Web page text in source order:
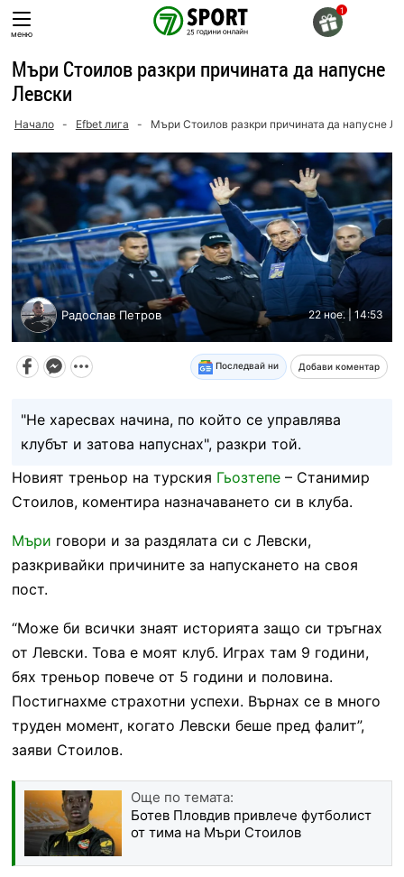
Skip
toменю
Мъри Стоилов разкри причината да напусне
Левски
Начало - Efbet лига - Мъри Стоилов разкри причината да напусне
Радослав Петров 22 ное. | 14:53
Последвай ни Добави коментар
"Не харесвах начина, по който се управлява
клубът и затова напуснах", разкри той.
Новият треньор на турския Гьозтепе– Станимир
Стоилов, коментира назначаването си в клуба.
Мъри говори и за раздялата си с Левски,
разкривайки причините за напускането на своя
пост.
“Може би всички знаят историята защо си тръгнах
от Левски. Това е моят клуб. Играх там 9 години,
бях треньор повече от 5 години и половина.
Постигнахме страхотни успехи. Върнах се в много
труден момент, когато Левски беше пред фалит”,
заяви Стоилов.
Още по темата:
Ботев Пловдив привлече футболист
от тима на Мъри Стоилов